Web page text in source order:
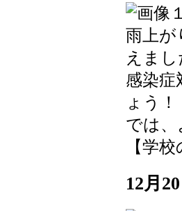
雨上が
えまし
感染症
ょう！
では
【学
12月